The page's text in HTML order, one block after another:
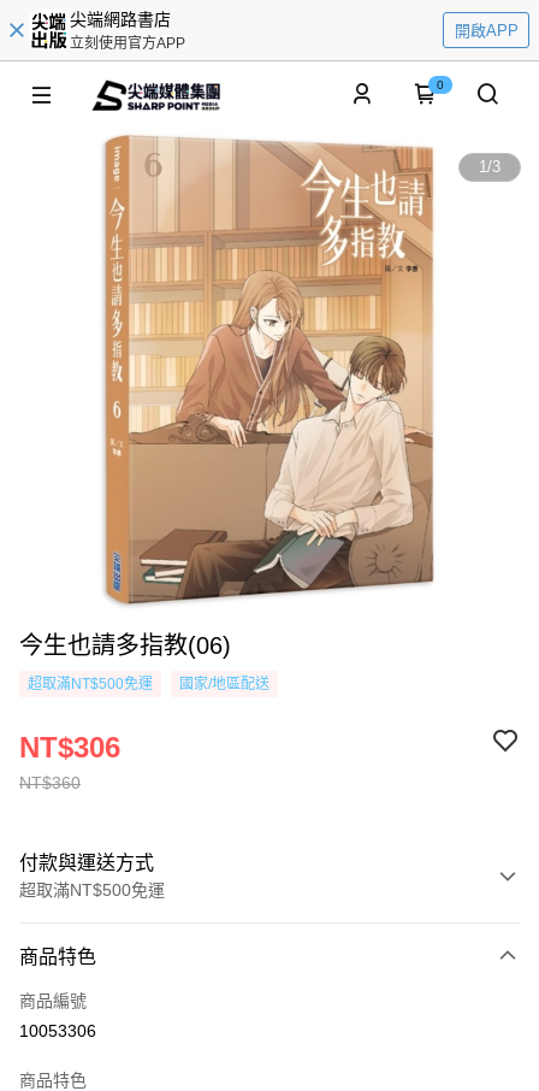
尖端網路書店
立刻使用官方APP
開啟APP
0
1/3
今生也請多指教(06)
超取滿NT$500免運 國家/地區配送
NT$360
NT$306
付款與運送方式
超取滿NT$500免運
信用卡一次付款
超商取貨付款
商品特色
商品編號
10053306
商品特色